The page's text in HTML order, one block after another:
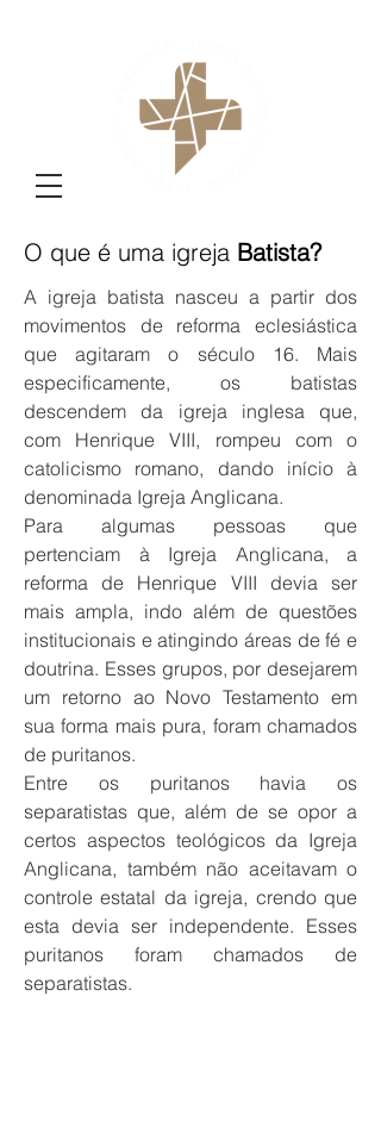
O que é uma igreja Batista?
A igreja batista nasceu a partir dos
movimentos de reforma eclesiástica
que agitaram o século 16. Mais
especificamente, os batistas
descendem da igreja inglesa que,
com Henrique VIII, rompeu com o
catolicismo romano, dando início à
denominada Igreja Anglicana.
Para algumas pessoas que
pertenciam à Igreja Anglicana, a
reforma de Henrique VIII devia ser
mais ampla, indo além de questões
institucionais e atingindo áreas de fé e
doutrina. Esses grupos, por desejarem
um retorno ao Novo Testamento em
sua forma mais pura, foram chamados
de puritanos.
Entre os puritanos havia os
separatistas que, além de se opor a
certos aspectos teológicos da Igreja
Anglicana, também não aceitavam o
controle estatal da igreja, crendo que
esta devia ser independente. Esses
puritanos foram chamados de
separatistas.